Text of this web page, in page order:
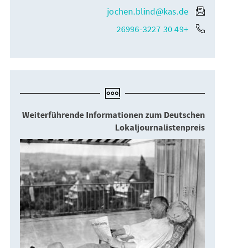
jochen.blind@kas.de
+49 30 26996-3227
Weiterführende Informationen zum Deutschen
Lokaljournalistenpreis